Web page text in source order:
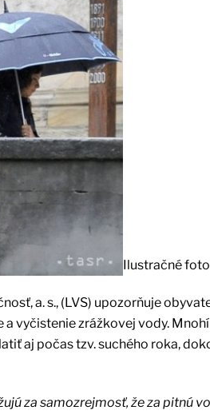
Ilustračné foto
a. s., (LVS) upozorňuje
vyčistenie zrážkovej vody.
aj počas tzv. suchého roka,
za samozrejmosť, že za pitnú